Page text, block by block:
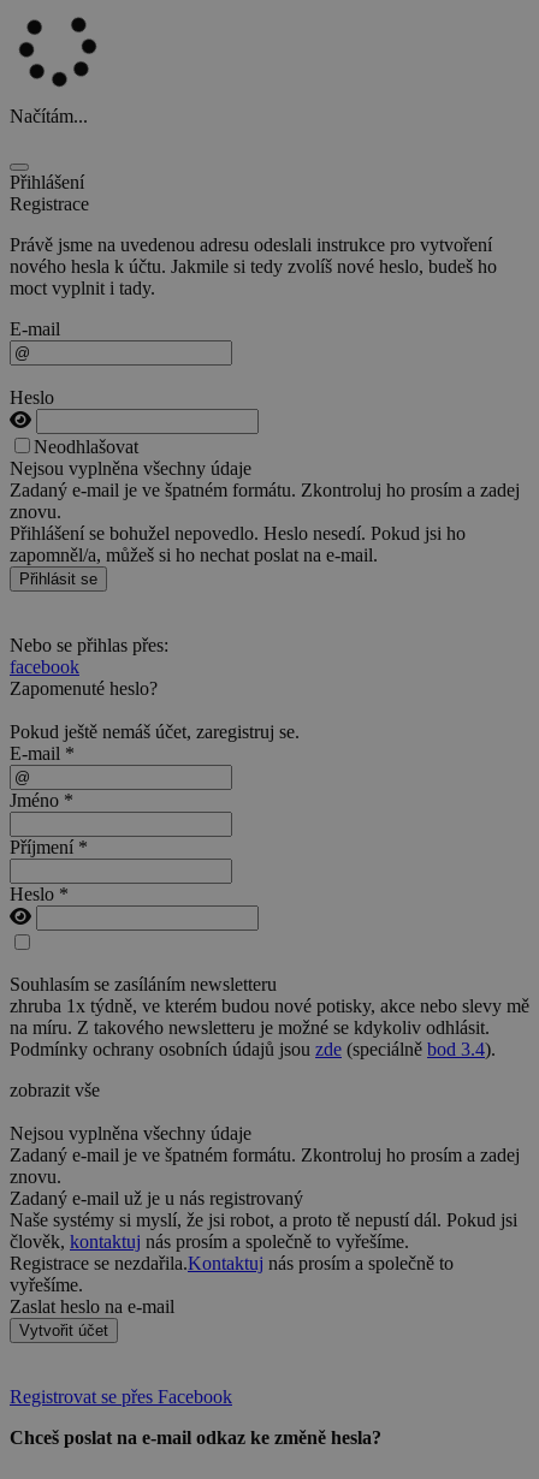
Načítám...
Přihlášení
Registrace
Právě jsme na uvedenou adresu odeslali instrukce pro vytvoření
nového hesla k účtu. Jakmile si tedy zvolíš nové heslo, budeš ho
moct vyplnit i tady.
E-mail
Heslo
Neodhlašovat
Nejsou vyplněna všechny údaje
Zadaný e-mail je ve špatném formátu. Zkontroluj ho prosím a zadej
znovu.
Přihlášení se bohužel nepovedlo. Heslo nesedí. Pokud jsi ho
zapomněl/a, můžeš si ho nechat poslat na e-mail.
Přihlásit se
Nebo se přihlas přes:
facebook
Zapomenuté heslo?
Pokud ještě nemáš účet, zaregistruj se.
E-mail *
Jméno *
Příjmení *
Heslo *
Souhlasím se zasíláním newsletteru
zhruba 1x týdně, ve kterém budou nové potisky, akce nebo slevy mě
na míru. Z takového newsletteru je možné se kdykoliv odhlásit.
Podmínky ochrany osobních údajů jsou zde (speciálně bod 3.4).
zobrazit vše
Nejsou vyplněna všechny údaje
Zadaný e-mail je ve špatném formátu. Zkontroluj ho prosím a zadej
znovu.
Zadaný e-mail už je u nás registrovaný
Naše systémy si myslí, že jsi robot, a proto tě nepustí dál. Pokud jsi
člověk, kontaktuj nás prosím a společně to vyřešíme.
Registrace se nezdařila.Kontaktuj nás prosím a společně to
vyřešíme.
Zaslat heslo na e-mail
Vytvořit účet
Registrovat se přes Facebook
Chceš poslat na e-mail odkaz ke změně hesla?